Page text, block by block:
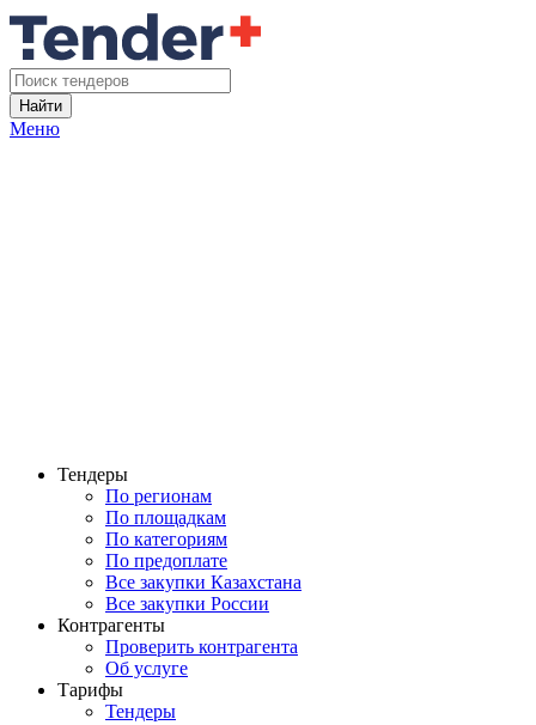
Найти
Меню
Тендеры
По регионам
По площадкам
По категориям
По предоплате
Все закупки Казахстана
Все закупки России
Контрагенты
Проверить контрагента
Об услуге
Тарифы
Тендеры